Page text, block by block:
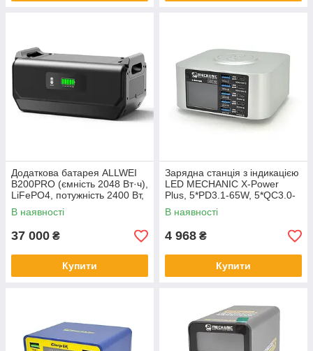
Додаткова батарея ALLWEI
B200PRO (ємність 2048 Вт·ч),
LiFePO4, потужність 2400 Вт,
для зарядної станції SGR-
PPS2400-2PRO, 480x255x
В наявності
37 000 ₴
Купити
Зарядна станція з індикацією
LED MECHANIC X-Power
Plus, 5*PD3.1-65W, 5*QC3.0-
30W,5В3А,9В2.2A,12В1.67А.
Wireless Charging15W, 220V/
В наявності
4 968 ₴
Купити